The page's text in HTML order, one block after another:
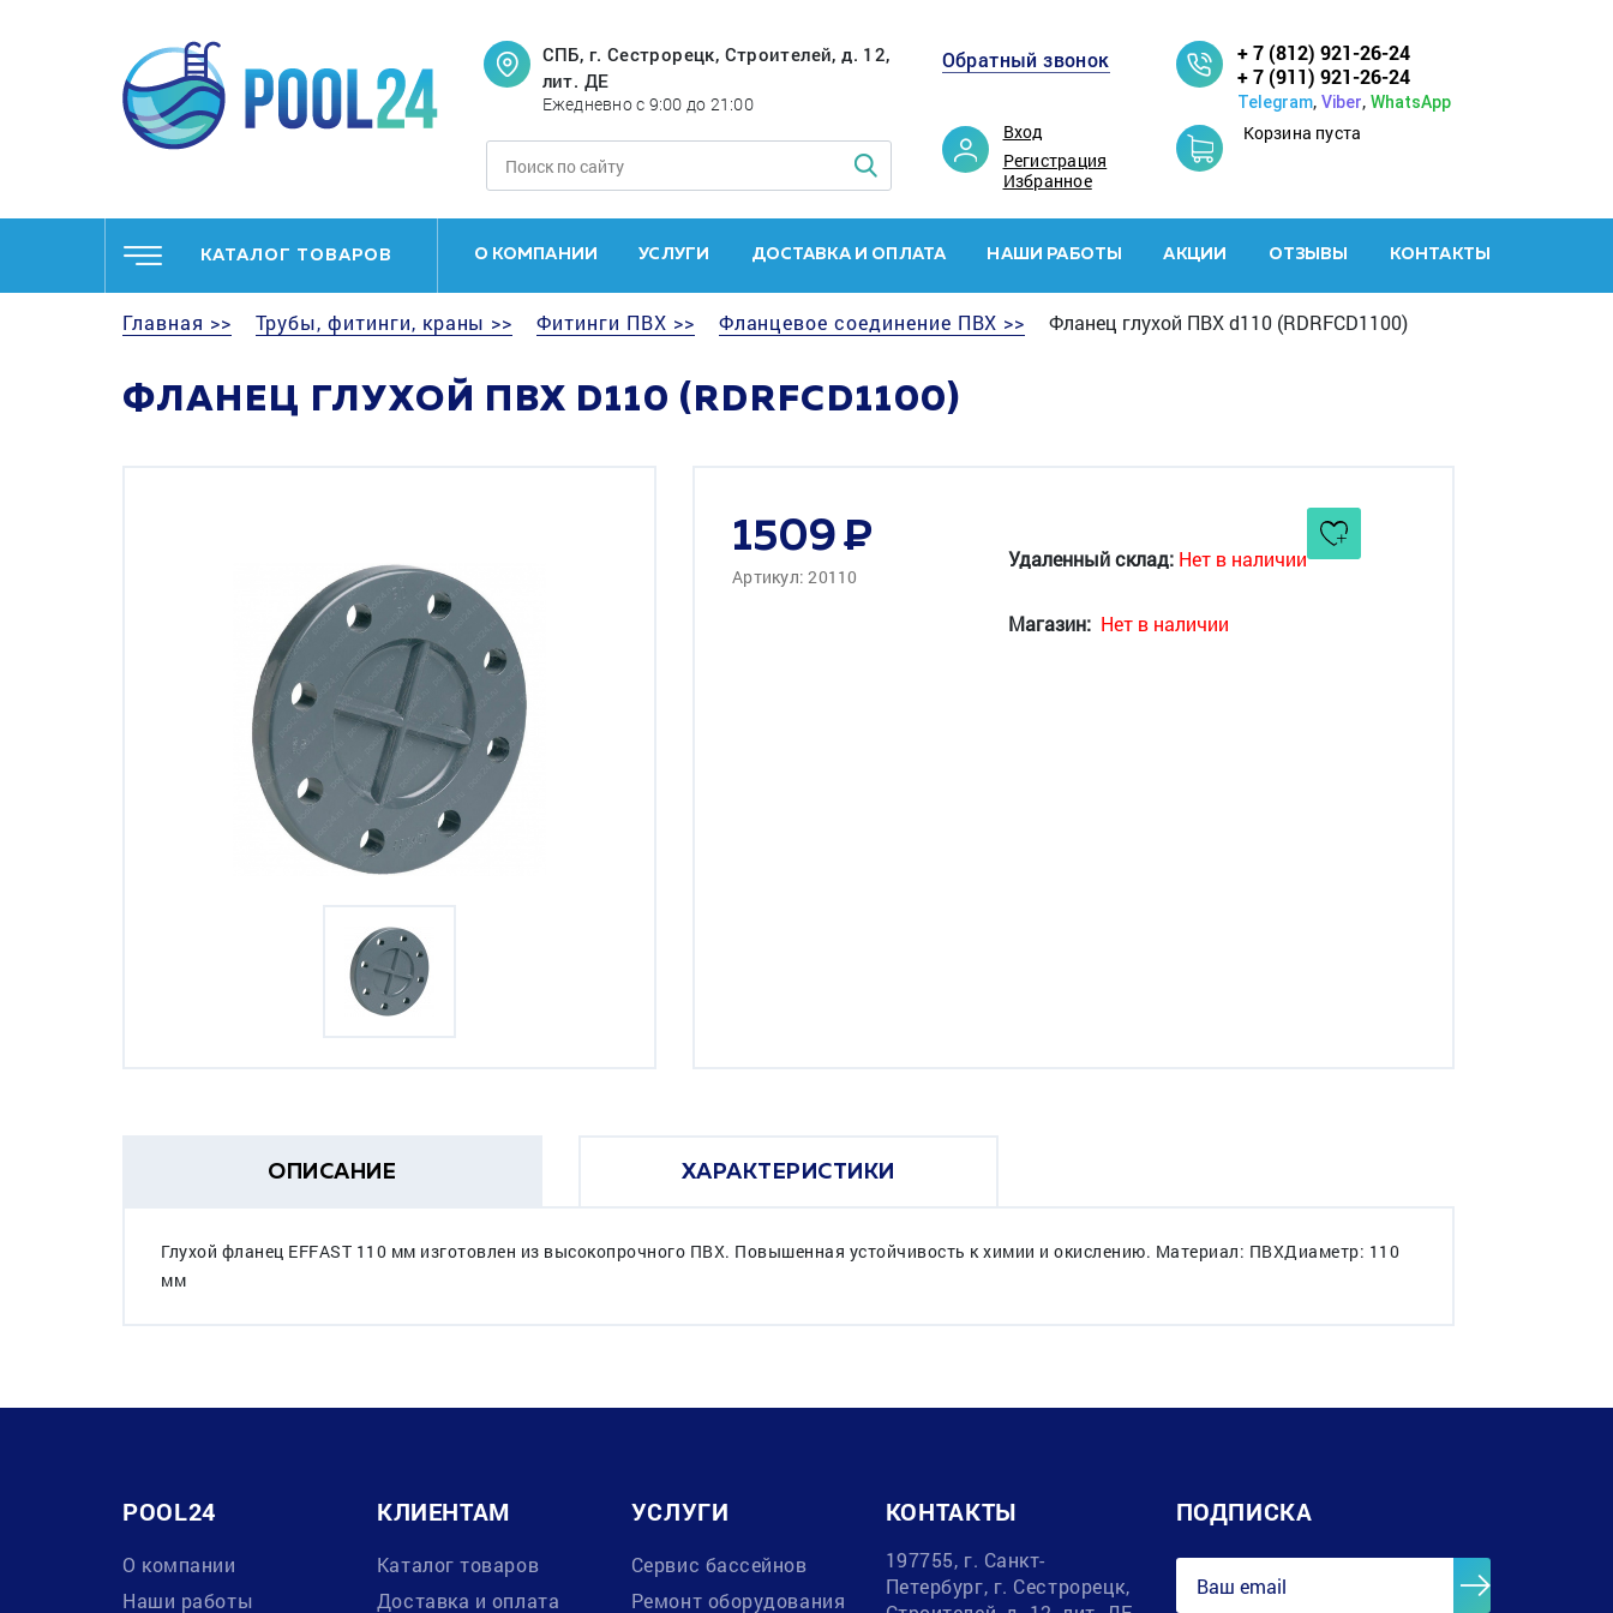
СПБ, г. Сестрорецк, Строителей, д. 12,
лит. ДЕ
Ежедневно с 9:00 до 21:00
Обратный звонок
Вход
Регистрация
Избранное
+ 7 (812) 921-26-24
+ 7 (911) 921-26-24
Telegram, Viber, WhatsApp
Корзина пуста
КАТАЛОГ ТОВАРОВ О КОМПАНИИ УСЛУГИ ДОСТАВКА И ОПЛАТА НАШИ РАБОТЫ АКЦИИ ОТЗЫВЫ КОНТАКТЫ
Главная >> Трубы, фитинги, краны >> Фитинги ПВХ >> Фланцевое соединение ПВХ >> Фланец глухой ПВХ d110 (RDRFCD1100)
ФЛАНЕЦ ГЛУХОЙ ПВХ D110 (RDRFCD1100)
1509
Артикул: 20110
Удаленный склад: Нет в наличии
Магазин: Нет в наличии
ОПИСАНИЕ ХАРАКТЕРИСТИКИ
Глухой фланец EFFAST 110 мм изготовлен из высокопрочного ПВХ. Повышенная устойчивость к химии и окислению. Материал: ПВХДиаметр: 110
мм
POOL24
О компании
Наши работы
КЛИЕНТАМ
Каталог товаров
Доставка и оплата
УСЛУГИ
Сервис бассейнов
Ремонт оборудования
КОНТАКТЫ
197755, г. Санкт-
Петербург, г. Сестрорецк,
ПОДПИСКА